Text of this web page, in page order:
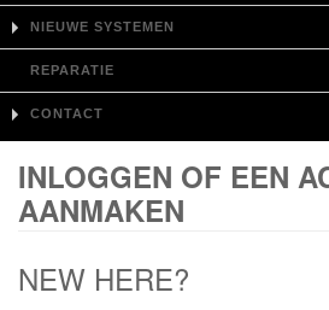
NIEUWE SYSTEMEN
REPARATIE
CONTACT
INLOGGEN OF EEN
AANMAKEN
NEW HERE?